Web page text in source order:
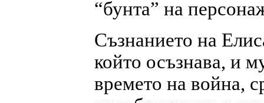
“бунта” на
Съзнанието на
който осъзнава, и
времето на война,